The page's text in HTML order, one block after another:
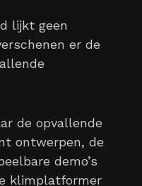
lijkt geen
er de
de opvallende
ontwerpen, de
demo’s
klimplatformer